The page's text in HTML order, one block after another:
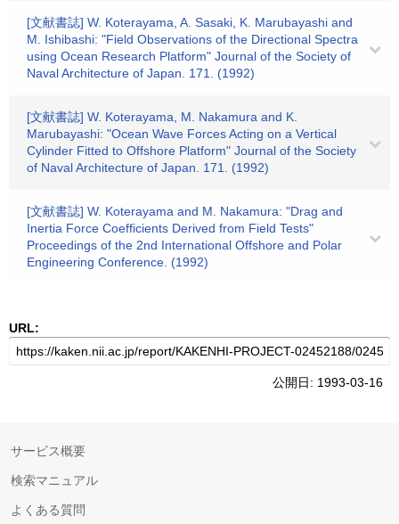
[文献書誌] W. Koterayama, A. Sasaki, K. Marubayashi and
M. Ishibashi: "Field Observations of the Directional Spectra
using Ocean Research Platform" Journal of the Society of
Naval Architecture of Japan. 171. (1992)
[文献書誌] W. Koterayama, M. Nakamura and K.
Marubayashi: "Ocean Wave Forces Acting on a Vertical
Cylinder Fitted to Offshore Platform" Journal of the Society
of Naval Architecture of Japan. 171. (1992)
[文献書誌] W. Koterayama and M. Nakamura: "Drag and
Inertia Force Coefficients Derived from Field Tests"
Proceedings of the 2nd International Offshore and Polar
Engineering Conference. (1992)
URL:
公開日: 1993-03-16
サービス概要
検索マニュアル
よくある質問